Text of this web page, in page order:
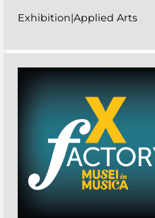
Exhibition|Applied Arts